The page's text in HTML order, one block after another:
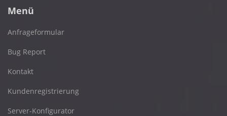
Menü
Anfrageformular
Bug Report
Kontakt
Kundenregistrierung
Server-Konfigurator